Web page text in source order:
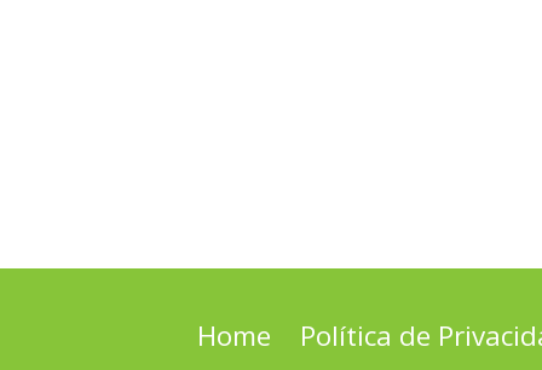
Home Política de